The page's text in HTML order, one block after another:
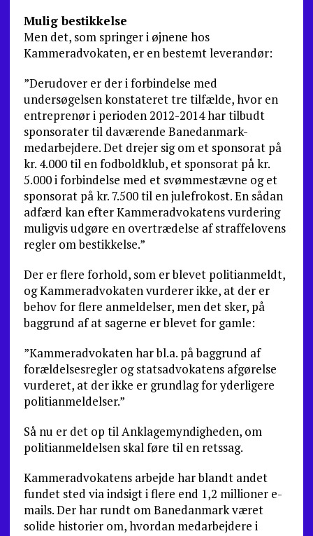
Mulig bestikkelse
Men det, som springer i øjnene hos
Kammeradvokaten, er en bestemt leverandør:
”Derudover er der i forbindelse med
undersøgelsen konstateret tre tilfælde, hvor en
entreprenør i perioden 2012-2014 har tilbudt
sponsorater til daværende Banedanmark-
medarbejdere. Det drejer sig om et sponsorat på
kr. 4.000 til en fodboldklub, et sponsorat på kr.
5.000 i forbindelse med et svømmestævne og et
sponsorat på kr. 7.500 til en julefrokost. En sådan
adfærd kan efter Kammeradvokatens vurdering
muligvis udgøre en overtrædelse af straffelovens
regler om bestikkelse.”
Der er flere forhold, som er blevet politianmeldt,
og Kammeradvokaten vurderer ikke, at der er
behov for flere anmeldelser, men det sker, på
baggrund af at sagerne er blevet for gamle:
”Kammeradvokaten har bl.a. på baggrund af
forældelsesregler og statsadvokatens afgørelse
vurderet, at der ikke er grundlag for yderligere
politianmeldelser.”
Så nu er det op til Anklagemyndigheden, om
politianmeldelsen skal føre til en retssag.
Kammeradvokatens arbejde har blandt andet
fundet sted via indsigt i flere end 1,2 millioner e-
mails. Der har rundt om Banedanmark været
solide historier om, hvordan medarbejdere i